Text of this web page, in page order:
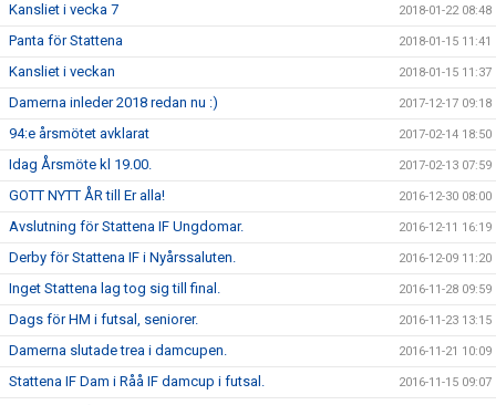
Kansliet i vecka 7 2018-01-22 08:48
Panta för Stattena 2018-01-15 11:41
Kansliet i veckan 2018-01-15 11:37
Damerna inleder 2018 redan nu :) 2017-12-17 09:18
94:e årsmötet avklarat 2017-02-14 18:50
Idag Årsmöte kl 19.00. 2017-02-13 07:59
GOTT NYTT ÅR till Er alla! 2016-12-30 08:00
Avslutning för Stattena IF Ungdomar. 2016-12-11 16:19
Derby för Stattena IF i Nyårssaluten. 2016-12-09 11:20
Inget Stattena lag tog sig till final. 2016-11-28 09:59
Dags för HM i futsal, seniorer. 2016-11-23 13:15
Damerna slutade trea i damcupen. 2016-11-21 10:09
Stattena IF Dam i Råå IF damcup i futsal. 2016-11-15 09:07